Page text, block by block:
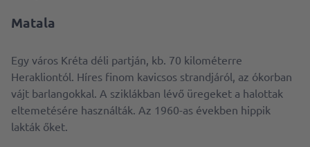
Matala
Egy város Kréta déli partján, kb. 70 kilométerre
Herakliontól. Híres finom kavicsos strandjáról, az ókorban
vájt barlangokkal. A sziklákban lévő üregeket a halottak
eltemetésére használták. Az 1960-as években hippik
lakták őket.